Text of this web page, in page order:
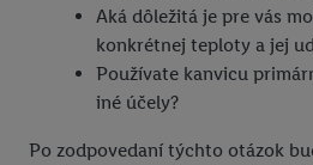
Aká dôležitá je pre vás
konkrétnej teploty a jej
Používate kanvicu
iné účely?
Po zodpovedaní týchto otázok